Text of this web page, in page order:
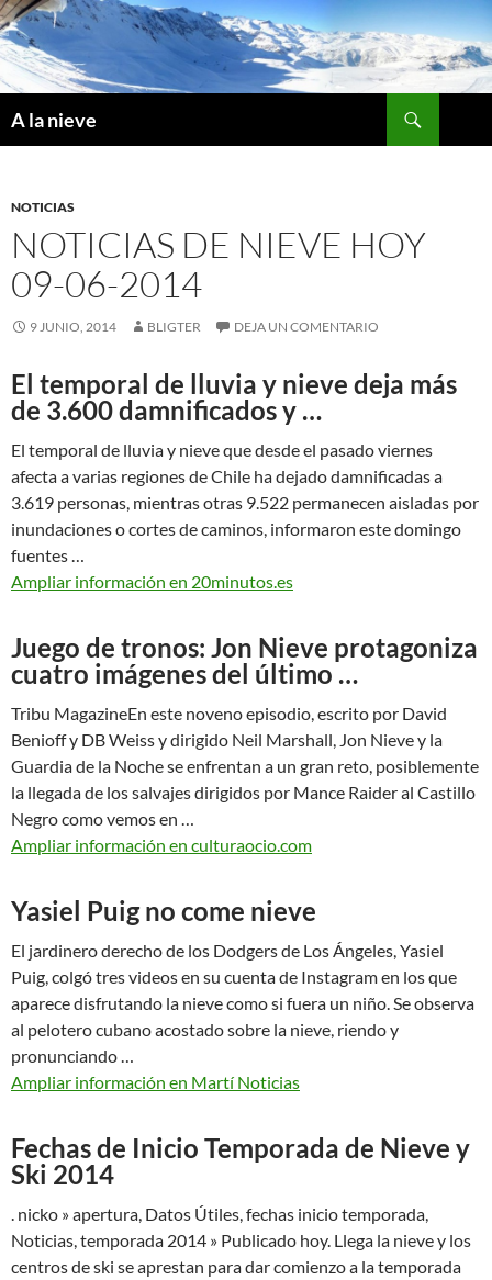
Saltar
al
contenido
A la nieve
NOTICIAS
NOTICIAS DE NIEVE HOY
09-06-2014
9 JUNIO, 2014 BLIGTER DEJA UN COMENTARIO
El temporal de lluvia y nieve deja más
de 3.600 damnificados y …
El temporal de lluvia y nieve que desde el pasado viernes
afecta a varias regiones de Chile ha dejado damnificadas a
3.619 personas, mientras otras 9.522 permanecen aisladas por
inundaciones o cortes de caminos, informaron este domingo
fuentes …
Ampliar información en 20minutos.es
Juego de tronos: Jon Nieve protagoniza
cuatro imágenes del último …
Tribu MagazineEn este noveno episodio, escrito por David
Benioff y DB Weiss y dirigido Neil Marshall, Jon Nieve y la
Guardia de la Noche se enfrentan a un gran reto, posiblemente
la llegada de los salvajes dirigidos por Mance Raider al Castillo
Negro como vemos en …
Ampliar información en culturaocio.com
Yasiel Puig no come nieve
El jardinero derecho de los Dodgers de Los Ángeles, Yasiel
Puig, colgó tres videos en su cuenta de Instagram en los que
aparece disfrutando la nieve como si fuera un niño. Se observa
al pelotero cubano acostado sobre la nieve, riendo y
pronunciando …
Ampliar información en Martí Noticias
Fechas de Inicio Temporada de Nieve y
Ski 2014
. nicko » apertura, Datos Útiles, fechas inicio temporada,
Noticias, temporada 2014 » Publicado hoy. Llega la nieve y los
centros de ski se aprestan para dar comienzo a la temporada